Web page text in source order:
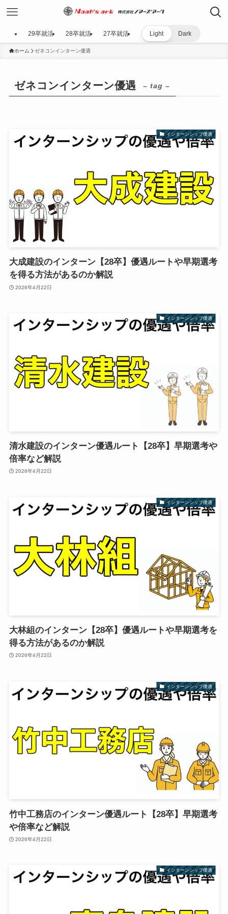
29卒就活 28卒就活 27卒就活 Light Dark
ホーム ゼネコンインターン優遇
ゼネコンインターン優遇 – tag –
インターンシップ優遇
大成建設のインターン【28卒】優遇ルートや早期選考
を得る方法があるのか解説
2026年4月22日
インターンシップ優遇
清水建設のインターン優遇ルート【28卒】早期選考や
倍率など解説
2026年4月22日
インターンシップ優遇
大林組のインターン【28卒】優遇ルートや早期選考を
得る方法があるのか解説
2026年4月22日
インターンシップ優遇
竹中工務店のインターン優遇ルート【28卒】早期選考
や倍率など解説
2026年4月22日
インターンシップ優遇